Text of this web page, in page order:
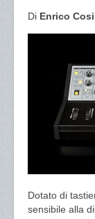
Di Enrico
Dotato di
sensibile alla